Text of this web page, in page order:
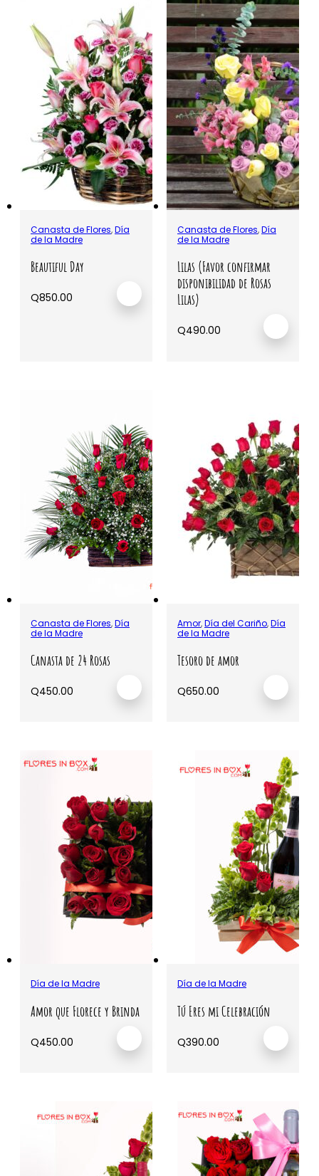
Canasta de Flores,Día
de la Madre
Beautiful Day
Q850.00
Canasta de Flores,Día
de la Madre
Lilas (Favor confirmar
disponibilidad de Rosas
Lilas)
Q490.00
Canasta de Flores,Día
de la Madre
Canasta de 24 Rosas
Q450.00
Amor,Día del Cariño,Día
de la Madre
Tesoro de amor
Q650.00
Día de la Madre
Amor que Florece y Brinda
Q450.00
Día de la Madre
Tú Eres mi Celebración
Q390.00